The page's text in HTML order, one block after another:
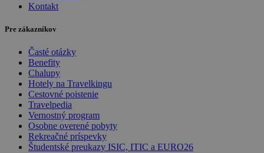
Kontakt
Pre zákazníkov
Časté otázky
Benefity
Chalupy
Hotely na Travelkingu
Cestovné poistenie
Travelpedia
Vernostný program
Osobne overené pobyty
Rekreačné príspevky
Študentské preukazy ISIC, ITIC a EURO26